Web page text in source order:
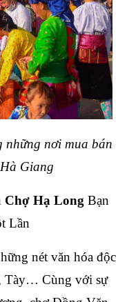
những nơi mua bán
Giang
Chợ Hạ Long Bạn
Lần
nét văn hóa độc
Tày… Cùng với sự